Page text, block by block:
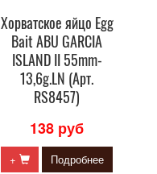
Хорватское яйцо Egg
Bait ABU GARCIA
ISLAND II 55mm-
13,6g.LN (Арт.
RS8457)
138 руб
+ Подробнее